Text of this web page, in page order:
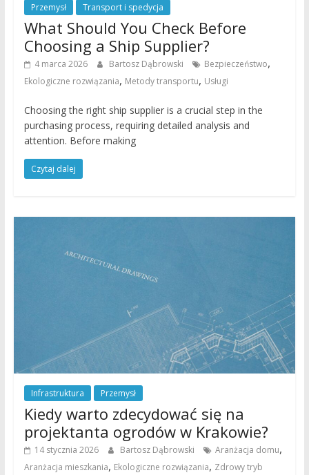
Przemysł Transport i spedycja
What Should You Check Before
Choosing a Ship Supplier?
4 marca 2026 Bartosz Dąbrowski Bezpieczeństwo,
Ekologiczne rozwiązania, Metody transportu, Usługi
Choosing the right ship supplier is a crucial step in the
purchasing process, requiring detailed analysis and
attention. Before making
Czytaj dalej
Infrastruktura Przemysł
Kiedy warto zdecydować się na
projektanta ogrodów w Krakowie?
14 stycznia 2026 Bartosz Dąbrowski Aranżacja domu,
Aranżacja mieszkania, Ekologiczne rozwiązania, Zdrowy tryb